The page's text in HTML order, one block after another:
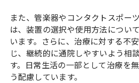
また、管楽器やコンタクトスポー
は、装置の選択や使用方法につい
います。さらに、治療に対する不
じ、継続的に通院しやすいよう相
す。日常生活の一部として治療を
う配慮しています。